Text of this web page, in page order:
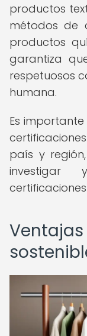
productos
métodos de
productos
garantiza
respetuosos
humana.
Es
país y
investigar